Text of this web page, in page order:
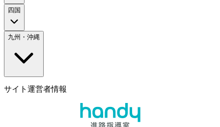
四国
九州・沖縄
サイト運営者情報